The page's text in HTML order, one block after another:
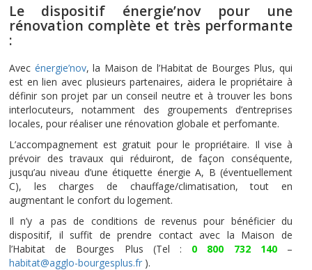
Le dispositif énergie’nov pour une
rénovation complète et très performante
:
Avec énergie’nov, la Maison de l’Habitat de Bourges Plus, qui
est en lien avec plusieurs partenaires, aidera le propriétaire à
définir son projet par un conseil neutre et à trouver les bons
interlocuteurs, notamment des groupements d’entreprises
locales, pour réaliser une rénovation globale et perfomante.
L’accompagnement est gratuit pour le propriétaire. Il vise à
prévoir des travaux qui réduiront, de façon conséquente,
jusqu’au niveau d’une étiquette énergie A, B (éventuellement
C), les charges de chauffage/climatisation, tout en
augmentant le confort du logement.
Il n’y a pas de conditions de revenus pour bénéficier du
dispositif, il suffit de prendre contact avec la Maison de
l’Habitat de Bourges Plus (Tel : 0 800 732 140 –
habitat@agglo-bourgesplus.fr ).